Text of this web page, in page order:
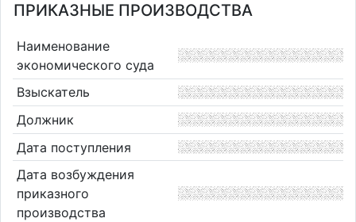
ПРИКАЗНЫЕ ПРОИЗВОДСТВА
Наименование
экономического суда
Взыскатель
Должник
Дата поступления
Дата возбуждения
приказного
производства